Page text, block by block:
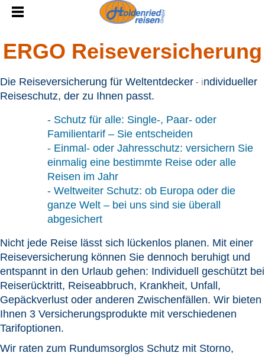
ERGO Reiseversicherung
Die Reiseversicherung für Weltentdecker - individueller
Reiseschutz, der zu Ihnen passt.
- Schutz für alle: Single-, Paar- oder
Familientarif – Sie entscheiden
- Einmal- oder Jahresschutz: versichern Sie
einmalig eine bestimmte Reise oder alle
Reisen im Jahr
- Weltweiter Schutz: ob Europa oder die
ganze Welt – bei uns sind sie überall
abgesichert
Nicht jede Reise lässt sich lückenlos planen. Mit einer
Reiseversicherung können Sie dennoch beruhigt und
entspannt in den Urlaub gehen: Individuell geschützt bei
Reiserücktritt, Reiseabbruch, Krankheit, Unfall,
Gepäckverlust oder anderen Zwischenfällen. Wir bieten
Ihnen 3 Versicherungsprodukte mit verschiedenen
Tarifoptionen.
Wir raten zum Rundumsorglos Schutz mit Storno,